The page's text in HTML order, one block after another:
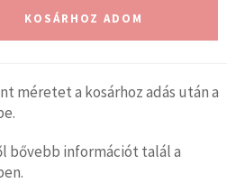
KOSÁRHOZ ADOM
méretet a kosárhoz adás után a
bővebb információt talál a